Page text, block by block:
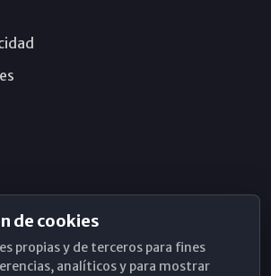
de cookies
propias y de terceros para fines
analíticos y para mostrar